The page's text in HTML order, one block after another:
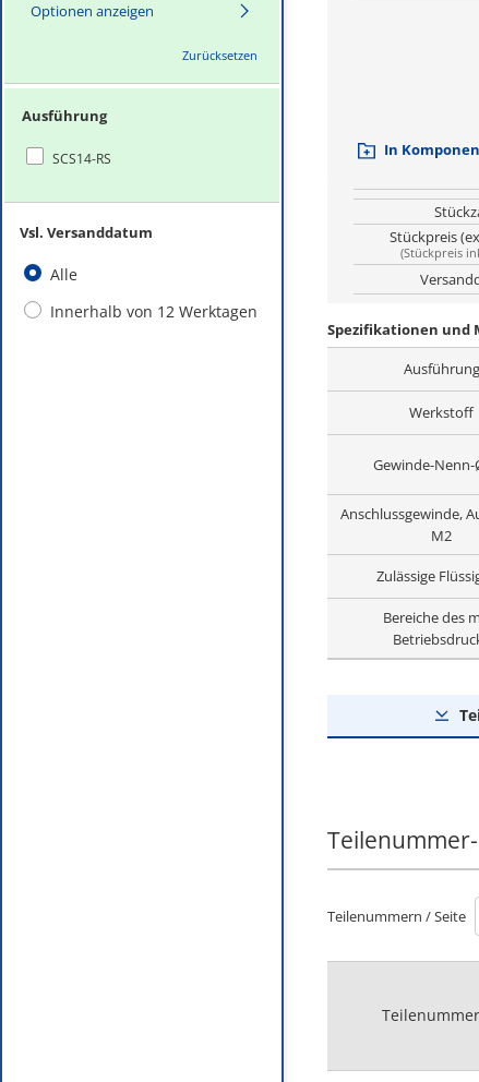
Optionen anzeigen
Zurücksetzen
Ausführung
SCS14-RS
Vsl. Versanddatum
Alle
Innerhalb von 12 Werktagen
In
Stückpreis
(Stückpreis
Spezifikationen und
Ausführung
Werkstoff
Gewinde-
Anschlussgewinde,
M2
Zulässige
Bereiche des
Teilenummern / Seite
Teilenummer